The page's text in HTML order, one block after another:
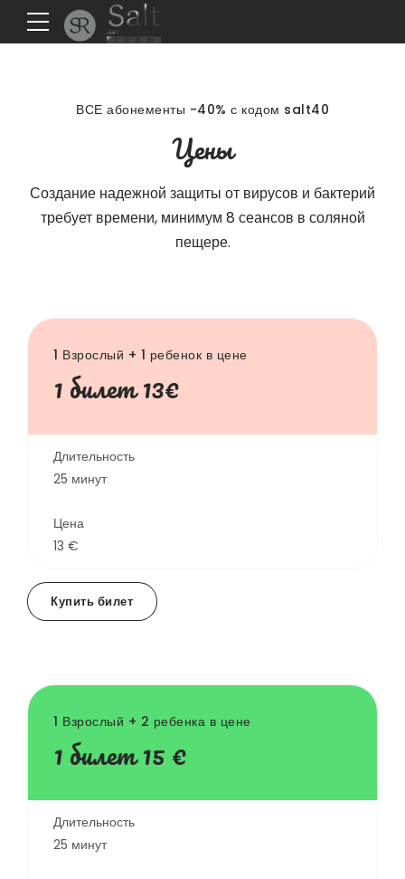
ВСЕ абонементы -40% с кодом salt40
Цены
Создание надежной защиты от вирусов и бактерий
требует времени, минимум 8 сеансов в соляной
пещере.
1 Взрослый + 1 ребенок в цене
1 билет 13€
Длительность
25 минут
Цена
13 €
Купить билет
1 Взрослый + 2 ребенка в цене
1 билет 15 €
Длительность
25 минут